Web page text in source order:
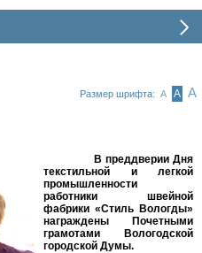
Размер шрифта: А А А
В преддверии Дня
текстильной и легкой
промышленности
работники швейной
фабрики «Стиль Вологды»
награждены Почетными
грамотами Вологодской
городской Думы.